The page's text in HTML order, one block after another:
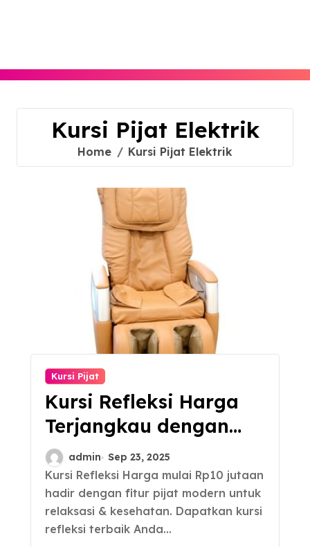
Kursi Pijat Elektrik
Home Kursi Pijat Elektrik
Kursi Pijat
Kursi Refleksi Harga
Terjangkau dengan
Fitur Lengkap
admin Sep 23, 2025
Kursi Refleksi Harga mulai Rp10 jutaan
hadir dengan fitur pijat modern untuk
relaksasi & kesehatan. Dapatkan kursi
refleksi terbaik Anda…